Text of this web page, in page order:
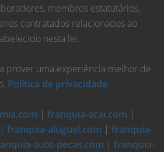
membros estatutários,
contratados relacionados ao
nesta lei.
prover uma experiência melhor de
Política de privacidade
| franquia-acai.com |
| franquia-aluguel.com | franquia-
auto-pecas.com | franquia-